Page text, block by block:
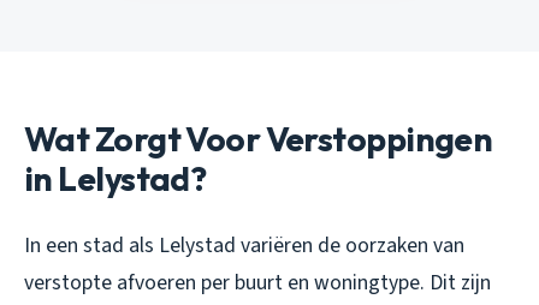
Wat Zorgt Voor Verstoppingen
in Lelystad?
In een stad als Lelystad variëren de oorzaken van
verstopte afvoeren per buurt en woningtype. Dit zijn